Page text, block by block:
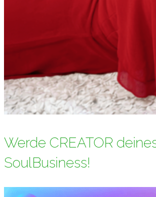
Werde CREATOR
SoulBusiness!